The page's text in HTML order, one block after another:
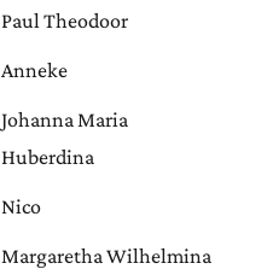
Paul Theodoor
Anneke
Johanna Maria
Huberdina
Nico
Margaretha Wilhelmina